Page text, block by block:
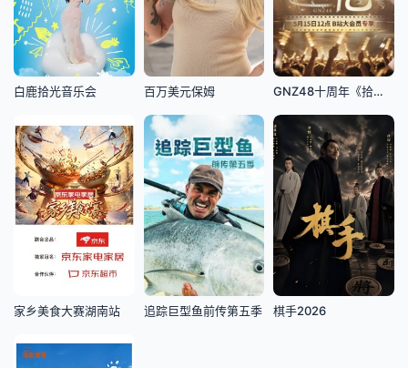
白鹿拾光音乐会 百万美元保姆 GNZ48十周年《拾忆》纪念片
家乡美食大赛湖南站 追踪巨型鱼前传第五季 棋手2026